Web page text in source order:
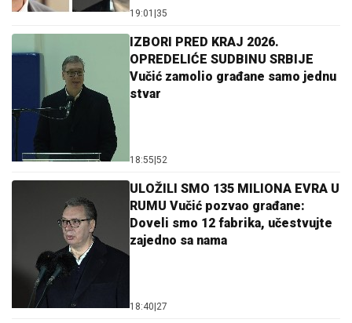
19:01 35
IZBORI PRED KRAJ 2026.
OPREDELIĆE SUDBINU SRBIJE
Vučić zamolio građane samo jednu
stvar
18:55 52
ULOŽILI SMO 135 MILIONA EVRA U
RUMU Vučić pozvao građane:
Doveli smo 12 fabrika, učestvujte
zajedno sa nama
18:40 27